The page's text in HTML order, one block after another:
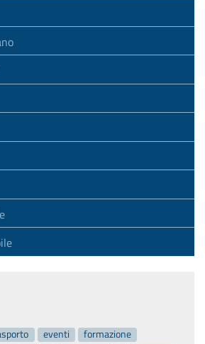
eventi
formazione